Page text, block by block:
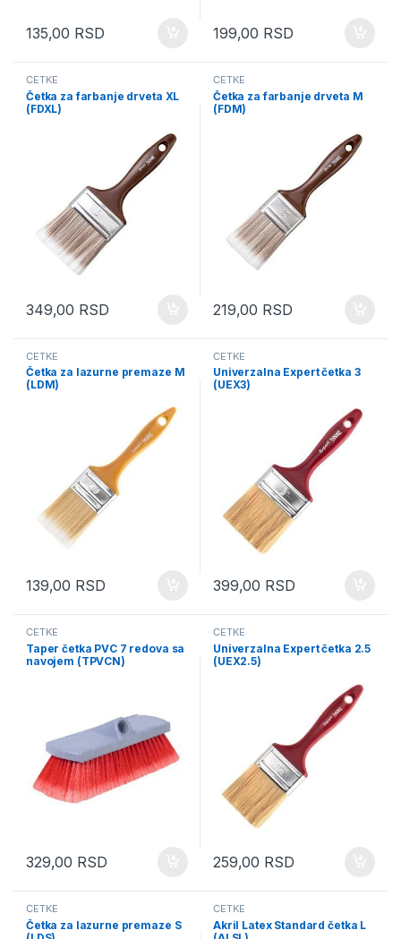
135,00 RSD 199,00 RSD
ČETKE
Četka za farbanje drveta XL
(FDXL)
349,00 RSD
ČETKE
Četka za farbanje drveta M
(FDM)
219,00 RSD
ČETKE
Četka za lazurne premaze M
(LDM)
139,00 RSD
ČETKE
Univerzalna Expert četka 3
(UEX3)
399,00 RSD
ČETKE
Taper četka PVC 7 redova sa
navojem (TPVCN)
329,00 RSD
ČETKE
Univerzalna Expert četka 2.5
(UEX2.5)
259,00 RSD
ČETKE
Četka za lazurne premaze S
ČETKE
Akril Latex Standard četka L